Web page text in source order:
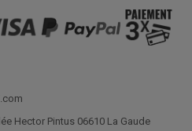
Hector Pintus 06610 La Gaude